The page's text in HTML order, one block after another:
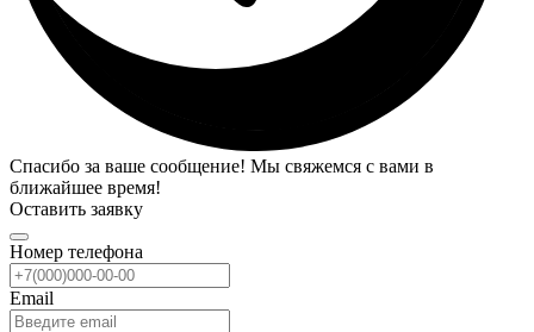
Спасибо за ваше сообщение! Мы свяжемся с вами в
ближайшее время!
Оставить заявку
Номер телефона
Email